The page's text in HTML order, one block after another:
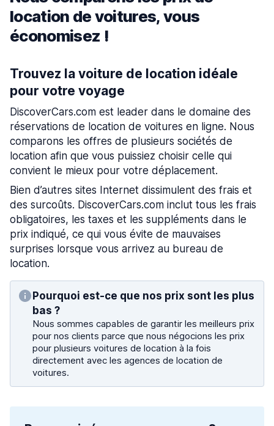
location de voitures, vous
économisez !
Trouvez la voiture de location idéale
pour votre voyage
DiscoverCars.com est leader dans le domaine des
réservations de location de voitures en ligne. Nous
comparons les offres de plusieurs sociétés de
location afin que vous puissiez choisir celle qui
convient le mieux pour votre déplacement.
Bien d’autres sites Internet dissimulent des frais et
des surcoûts. DiscoverCars.com inclut tous les frais
obligatoires, les taxes et les suppléments dans le
prix indiqué, ce qui vous évite de mauvaises
surprises lorsque vous arrivez au bureau de
location.
Pourquoi est-ce que nos prix sont les plus
bas ?
Nous sommes capables de garantir les meilleurs prix
pour nos clients parce que nous négocions les prix
pour plusieurs voitures de location à la fois
directement avec les agences de location de
voitures.